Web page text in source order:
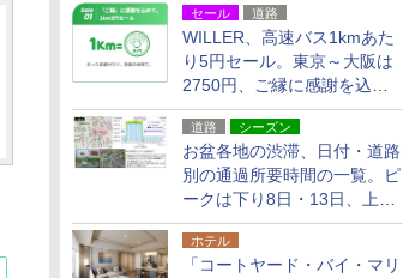
セール 道路
WILLER、高速バス1kmあた
り5円セール。東京～大阪は
2750円、ご縁に感謝を込め
た20周年記念キャンペーン
道路 シーズン
お盆各地の渋滞、日付・道路
別の通過所要時間の一覧。ピ
ークは下り8日・13日、上り
14日・15日
ホテル
「コートヤード・バイ・マリ